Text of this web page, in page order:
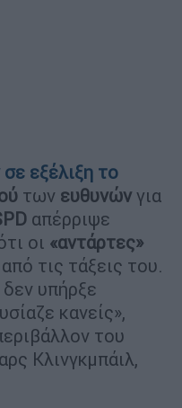
εξέλιξη το
των ευθυνών για
απέρριψε
οι «αντάρτες»
τις τάξεις του.
υπήρξε
κανείς»,
του
Κλινγκμπάιλ,